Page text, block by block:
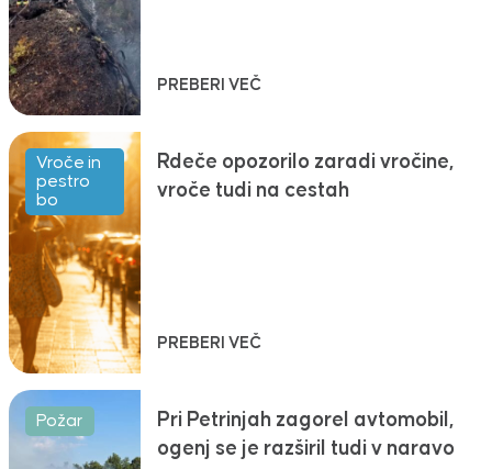
PREBERI VEČ
Vroče in
pestro
bo
Rdeče opozorilo zaradi vročine,
vroče tudi na cestah
PREBERI VEČ
Požar
Pri Petrinjah zagorel avtomobil,
ogenj se je razširil tudi v naravo